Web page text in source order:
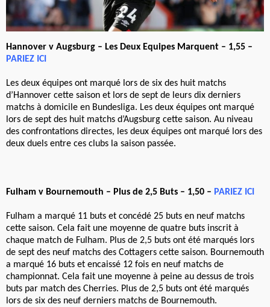
Hannover v Augsburg – Les Deux Equipes Marquent – 1,55 –
PARIEZ ICI
Les deux équipes ont marqué lors de six des huit matchs
d’Hannover cette saison et lors de sept de leurs dix derniers
matchs à domicile en Bundesliga. Les deux équipes ont marqué
lors de sept des huit matchs d’Augsburg cette saison. Au niveau
des confrontations directes, les deux équipes ont marqué lors des
deux duels entre ces clubs la saison passée.
Fulham v Bournemouth – Plus de 2,5 Buts – 1,50 – PARIEZ ICI
Fulham a marqué 11 buts et concédé 25 buts en neuf matchs
cette saison. Cela fait une moyenne de quatre buts inscrit à
chaque match de Fulham. Plus de 2,5 buts ont été marqués lors
de sept des neuf matchs des Cottagers cette saison. Bournemouth
a marqué 16 buts et encaissé 12 fois en neuf matchs de
championnat. Cela fait une moyenne à peine au dessus de trois
buts par match des Cherries. Plus de 2,5 buts ont été marqués
lors de six des neuf derniers matchs de Bournemouth.